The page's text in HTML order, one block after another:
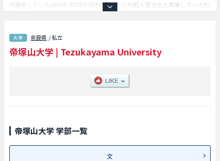
同運営しているJAPAN STUDY SUPPORTでは外国人留学生を募集している約
学部や法学部や現代生活学部や心理学部等、学部別情報や、募集定員や合格
者数など入試情報、施設案内、アクセスなど外国人留学生に必要な情報を掲
載しているので是非ご利用ください。
奈良県 / 私立
帝塚山大学 | Tezukayama University
帝塚山大学 学部一覧
文